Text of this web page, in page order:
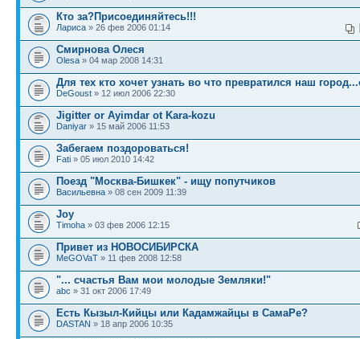
Кто за?Присоединяйтесь!!!
Лариса » 26 фев 2006 01:14
Смирнова Олеся
Olesa » 04 мар 2008 14:31
Для тех кто хочет узнать во что превратился наш
DeGoust » 12 июл 2006 22:30
Jigitter or Ayimdar ot Kara-kozu
Daniyar » 15 май 2006 11:53
Забегаем поздороваться!
Fati » 05 июл 2010 14:42
Поезд "Москва-Бишкек" - ищу попутчиков
Васильевна » 08 сен 2009 11:39
Joy
Timoha » 03 фев 2006 12:15
Привет из НОВОСИБИРСКА
MeGOVaT » 11 фев 2008 12:58
"... счастья Вам мои молодые Земляки!"
abc » 31 окт 2006 17:49
Есть Кызыл-Кийцы или Кадамжайцы в СамаРе?
DASTAN » 18 апр 2006 10:35